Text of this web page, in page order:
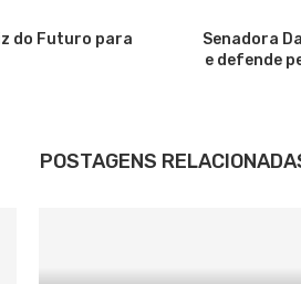
do Futuro para
Senadora
e defende
POSTAGENS